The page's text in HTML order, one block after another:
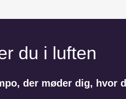
du i luften
der møder dig, hvor